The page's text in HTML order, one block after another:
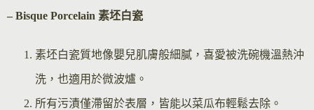
– Bisque Porcelain 素坯白瓷
素坯白瓷質地像嬰兒肌膚般細膩，喜愛被洗碗機溫熱沖
洗，也適用於微波爐。
所有污漬僅滯留於表層，皆能以菜瓜布輕鬆去除。